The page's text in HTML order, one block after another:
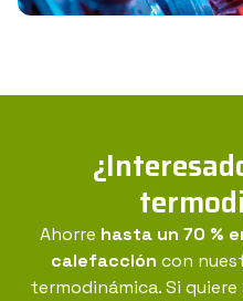
un 65 % en calefacción
CONSÚLTENOS
Ahorre hasta un 70 %
calefacción con
termodinámica. Si